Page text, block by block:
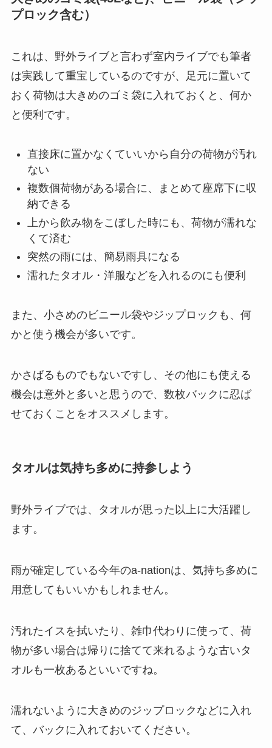
プロック含む）
これは、野外ライブと言わず室内ライブでも筆者
は実践して重宝しているのですが、足元に置いて
おく荷物は大きめのゴミ袋に入れておくと、何か
と便利です。
直接床に置かなくていいから自分の荷物が汚れ
ない
複数個荷物がある場合に、まとめて座席下に収
納できる
上から飲み物をこぼした時にも、荷物が濡れな
くて済む
突然の雨には、簡易雨具になる
濡れたタオル・洋服などを入れるのにも便利
また、小さめのビニール袋やジップロックも、何
かと使う機会が多いです。
かさばるものでもないですし、その他にも使える
機会は意外と多いと思うので、数枚バックに忍ば
せておくことをオススメします。
タオルは気持ち多めに持参しよう
野外ライブでは、タオルが思った以上に大活躍し
ます。
雨が確定している今年のa-nationは、気持ち多めに
用意してもいいかもしれません。
汚れたイスを拭いたり、雑巾代わりに使って、荷
物が多い場合は帰りに捨てて来れるような古いタ
オルも一枚あるといいですね。
濡れないように大きめのジップロックなどに入れ
て、バックに入れておいてください。